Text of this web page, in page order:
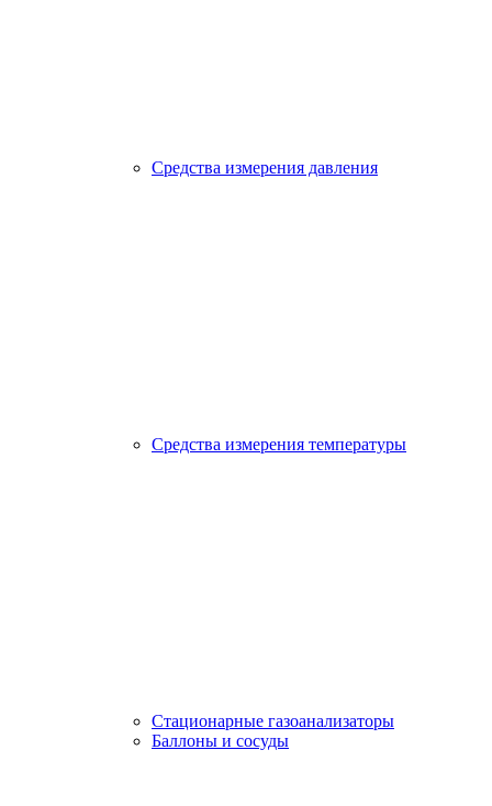
Средства измерения давления
Средства измерения температуры
Стационарные газоанализаторы
Баллоны и сосуды